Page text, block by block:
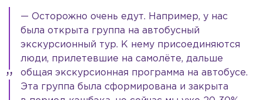
— Осторожно очень едут. Например, у нас
была открыта группа на автобусный
экскурсионный тур. К нему присоединяются
люди, прилетевшие на самолёте, дальше
общая экскурсионная программа на автобусе.
Эта группа была сформирована и закрыта